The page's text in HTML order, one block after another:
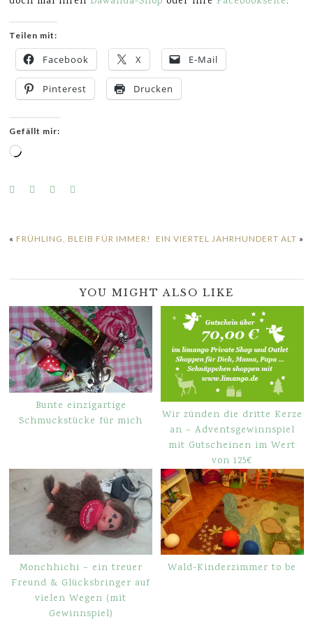
Teilen mit:
Facebook X E-Mail
Pinterest Drucken
Gefällt mir:
Wird
« FRÜHLING, BLEIB FÜR IMMER! EIN VIERTEL JAHRHUNDERT ALT »
YOU MIGHT ALSO LIKE
Bunte einzigartige
Schmuckstücke für mich
Wir zünden die dritte Kerze
an – Adventsgewinnspiel
mit Gutscheinen im Wert
von 125€
Monchhichi – ein treuer
Freund & Glücksbringer auf
vielen Wegen (mit
Gewinnspiel)
Wald-Kinderzimmer to be